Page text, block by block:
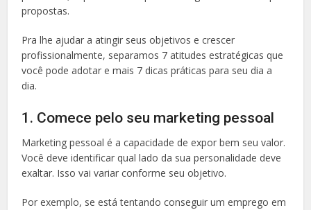
propostas.
Pra lhe ajudar a atingir seus objetivos e crescer
profissionalmente, separamos 7 atitudes estratégicas que
você pode adotar e mais 7 dicas práticas para seu dia a
dia.
1. Comece pelo seu marketing pessoal
Marketing pessoal é a capacidade de expor bem seu valor.
Você deve identificar qual lado da sua personalidade deve
exaltar. Isso vai variar conforme seu objetivo.
Por exemplo, se está tentando conseguir um emprego em